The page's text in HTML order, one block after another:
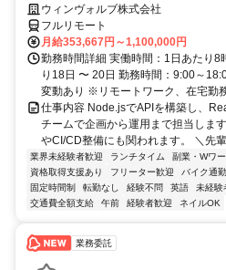
ウィンヴォルブ株式会社
フルリモート
月給353,667円～1,100,000円
勤務時間詳細 実働時間：1日あたり8
り18日 〜 20日 勤務時間：9:00～
変動あり ※リモートワーク、在宅勤
仕事内容 Node.jsでAPIを構築し、
チームで企画から運用まで担当しま
やCI/CD整備にも関われます。 ＼先
業界未経験者歓迎 ランチタイム 副業・Wワ
資格取得支援あり
フリーター歓迎 バイク通
固定時間制
転勤なし 経験不問 英語 未経験
交通費全額支給
午前 経験者歓迎 ネイルOK
業務委託